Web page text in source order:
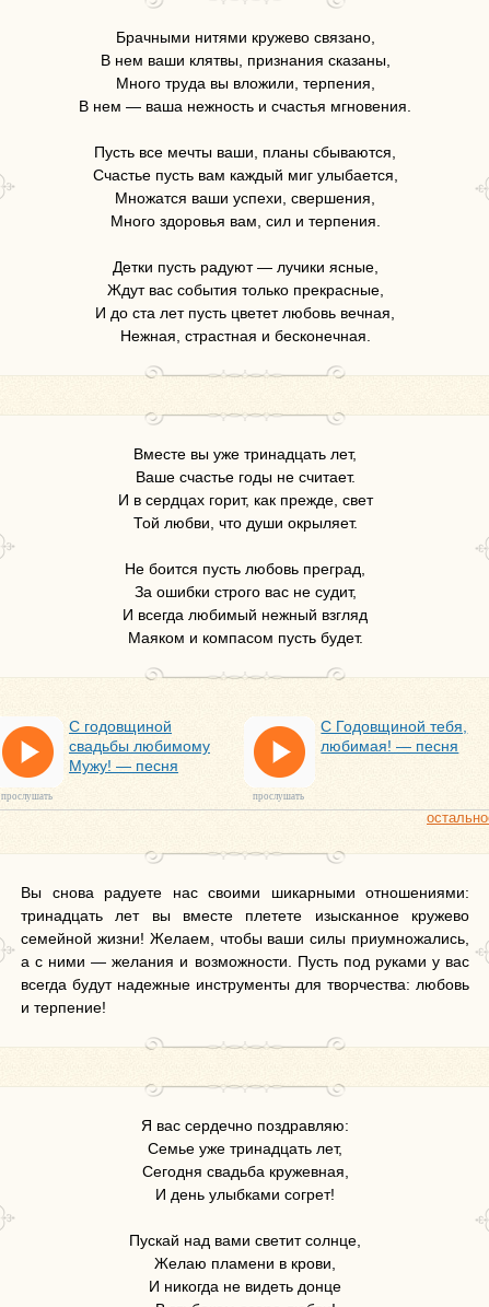
Брачными нитями кружево связано,
В нем ваши клятвы, признания сказаны,
Много труда вы вложили, терпения,
В нем — ваша нежность и счастья мгновения.
Пусть все мечты ваши, планы сбываются,
Счастье пусть вам каждый миг улыбается,
Множатся ваши успехи, свершения,
Много здоровья вам, сил и терпения.
Детки пусть радуют — лучики ясные,
Ждут вас события только прекрасные,
И до ста лет пусть цветет любовь вечная,
Нежная, страстная и бесконечная.
Вместе вы уже тринадцать лет,
Ваше счастье годы не считает.
И в сердцах горит, как прежде, свет
Той любви, что души окрыляет.
Не боится пусть любовь преград,
За ошибки строго вас не судит,
И всегда любимый нежный взгляд
Маяком и компасом пусть будет.
С годовщиной
свадьбы любимому
Мужу! — песня
прослушать
С Годовщиной тебя,
любимая! — песня
прослушать
Вы снова радуете нас своими шикарными отношениями:
тринадцать лет вы вместе плетете изысканное кружево
семейной жизни! Желаем, чтобы ваши силы приумножались,
а с ними — желания и возможности. Пусть под руками у вас
всегда будут надежные инструменты для творчества: любовь
и терпение!
Я вас сердечно поздравляю:
Семье уже тринадцать лет,
Сегодня свадьба кружевная,
И день улыбками согрет!
Пускай над вами светит солнце,
Желаю пламени в крови,
И никогда не видеть донце